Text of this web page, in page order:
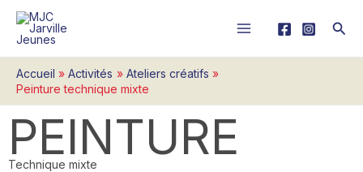
contenu
Accueil Activités
Ateliers créatifs
Peinture technique mixte
PEINTURE
Technique mixte